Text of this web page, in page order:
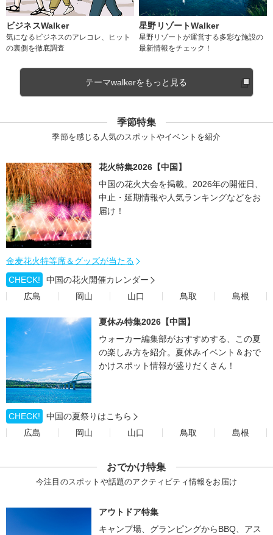
ビジネスWalker
気になるビジネスのアレコレ、ヒット
の裏側を徹底調査
星野リゾートWalker
星野リゾートが運営する多彩な施設の
最新情報をチェック！
テーマwalkerをもっと見る
季節特集
季節を感じる人気のスポットやイベントを紹介
花火特集2026【中国】
中国の花火大会を掲載。2026年の開催日、
中止・延期情報や人気ランキングなどをお
届け！
金麦花火特等席＆グッズが当たる
CHECK!
中国の花火開催カレンダー
広島
岡山 山口 鳥取 島根
夏休み特集2026【中国】
ウォーカー編集部がおすすめする、この夏
の楽しみ方を紹介。夏休みイベント＆おで
かけスポット情報が盛りだくさん！
CHECK!
中国の夏祭りはこちら
広島
岡山 山口 鳥取 島根
おでかけ特集
今注目のスポットや話題のアクティビティ情報をお届け
アウトドア特集
キャンプ場、グランピングからBBQ、アス